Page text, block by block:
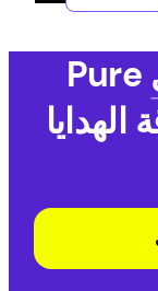
Pure